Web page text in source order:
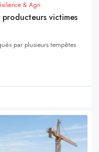
& Agri
victimes
par plusieurs tempêtes